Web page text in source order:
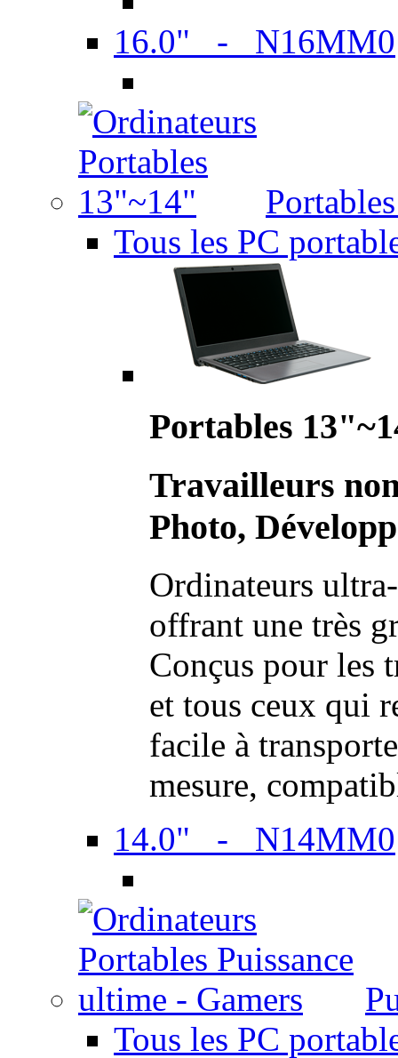
16.0" - N16MM0
Tous les PC
Portables
Travailleurs
Photo,
Ordinateurs
offrant une très
Conçus pour les
et tous ceux qui
facile à
mesure,
14.0" - N14MM0
Tous les PC